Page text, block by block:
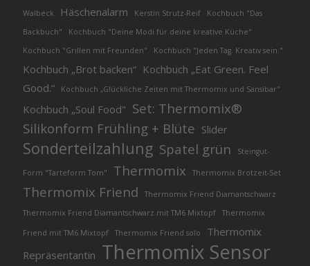
Walbeck Häschenalarm Kerstin Strutz-Reif
Kochbuch "Das
Backbuch"
Kochbuch "Deine Modi für deine kreative Küche"
Kochbuch "Grillen mit Freunden"
Kochbuch "Jeden Tag. Kreativ sein."
Kochbuch „Brot backen“ Kochbuch „Eat Green. Feel
Good.“
Kochbuch „Glückliche Zeiten mit Thermomix und Sansibar"
Kochbuch „Soul Food" Set: Thermomix®
Silikonform Frühling + Blüte Slider
Sonderteilzahlung Spatel grün Steingut-
Form "Tarteform Tom" Thermomix Thermomix Brotzeit-Set
Thermomix Friend
Thermomix Friend Diamantschwarz
Thermomix Friend Diamantschwarz mit TM6 Mixtopf
Thermomix
Friend mit TM6 Mixtopf Thermomix Friend solo
Thermomix
Repräsentantin Thermomix Sensor